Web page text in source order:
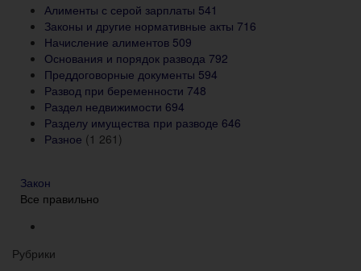
Алименты с серой зарплаты 541
Законы и другие нормативные акты 716
Начисление алиментов 509
Основания и порядок развода 792
Преддоговорные документы 594
Развод при беременности 748
Раздел недвижимости 694
Разделу имущества при разводе 646
Разное (1 261)
Закон
Все правильно
Рубрики